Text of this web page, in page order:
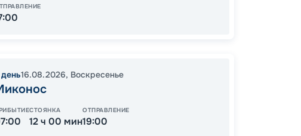
день16.08.2026, Воскресенье
СТОЯНКА
12 ч 00 мин
ОТПРАВЛЕНИЕ
19:00